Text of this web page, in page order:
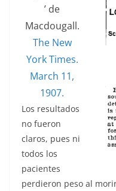
’ de
Macdougall.
The New
York Times.
March 11,
1907.
Los resultados
no fueron
claros, pues ni
todos los
pacientes
perdieron peso al